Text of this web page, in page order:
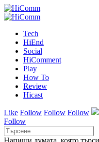
Tech
HiEnd
Social
HiComment
Play
How To
Review
Hicast
Like Follow Follow Follow
Follow
Напиши думата, която